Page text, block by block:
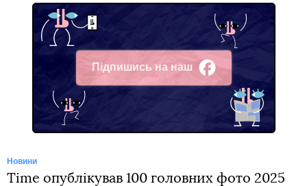
Підпишись на наш
Facebook
Новини
Time опублікував 100 головних фото 2025